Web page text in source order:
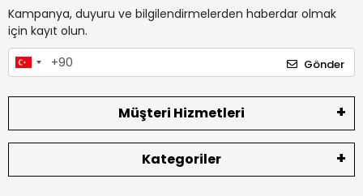
Kampanya, duyuru ve bilgilendirmelerden haberdar olmak
için kayıt olun.
Gönder
Müşteri Hizmetleri
Kategoriler